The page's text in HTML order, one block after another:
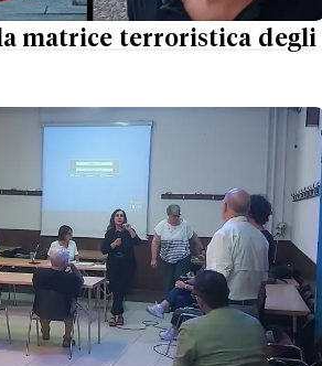
matrice terroristica degli